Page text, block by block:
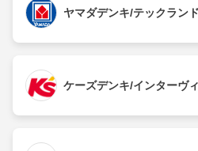
ヤマダデンキ/テックラン
ケーズデンキ/インターヴ